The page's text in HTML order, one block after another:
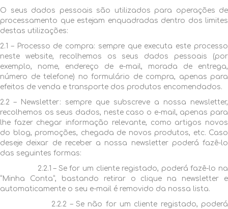
O seus dados pessoais são utilizados para operações de
processamento que estejam enquadradas dentro dos limites
destas utilizações:
2.1 – Processo de compra: sempre que executa este processo
neste website, recolhemos os seus dados pessoais (por
exemplo, nome, endereço de e-mail, morada de entrega,
número de telefone) no formulário de compra, apenas para
efeitos de venda e transporte dos produtos encomendados.
2.2 – Newsletter: sempre que subscreve a nossa newsletter,
recolhemos os seus dados, neste caso o e-mail, apenas para
lhe fazer chegar informação relevante, como artigos novos
do blog, promoções, chegada de novos produtos, etc. Caso
deseje deixar de receber a nossa newsletter poderá fazê-lo
das seguintes formas:
2.2.1 – Se for um cliente registado, poderá fazê-lo na
“Minha Conta”, bastando retirar o clique na newsletter e
automaticamente o seu e-mail é removido da nossa lista.
2.2.2 – Se não for um cliente registado, poderá